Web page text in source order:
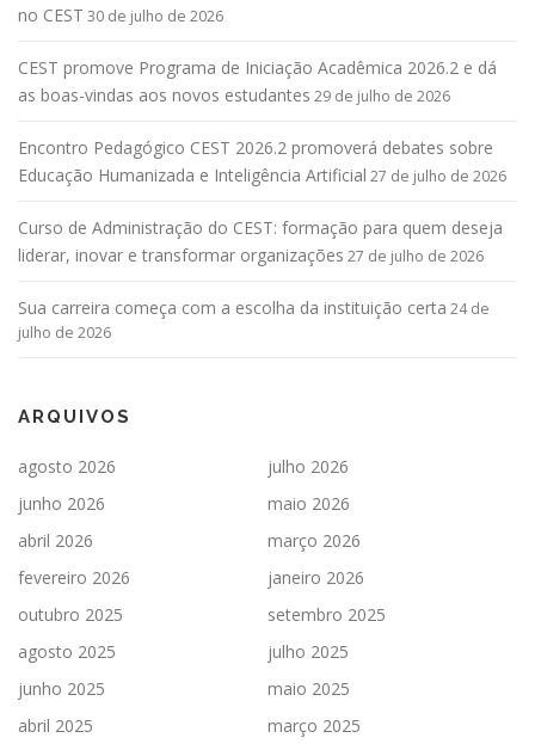
no CEST 30 de julho de 2026
CEST promove Programa de Iniciação Acadêmica 2026.2 e dá
as boas-vindas aos novos estudantes 29 de julho de 2026
Encontro Pedagógico CEST 2026.2 promoverá debates sobre
Educação Humanizada e Inteligência Artificial 27 de julho de 2026
Curso de Administração do CEST: formação para quem deseja
liderar, inovar e transformar organizações 27 de julho de 2026
Sua carreira começa com a escolha da instituição certa 24 de
julho de 2026
ARQUIVOS
agosto 2026
julho 2026
junho 2026
maio 2026
abril 2026
março 2026
fevereiro 2026
janeiro 2026
outubro 2025
setembro 2025
agosto 2025
julho 2025
junho 2025
maio 2025
abril 2025
março 2025